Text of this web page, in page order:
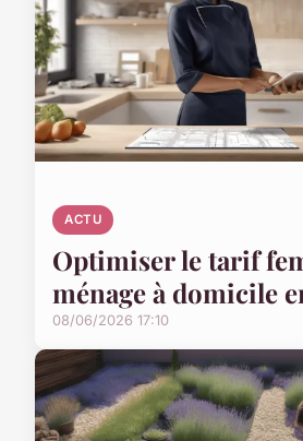
ACTU
Optimiser le tarif
ménage à domicile
08/06/2026 17:10